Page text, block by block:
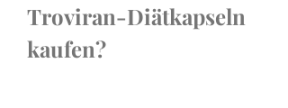
Troviran-Diätkapseln
kaufen?